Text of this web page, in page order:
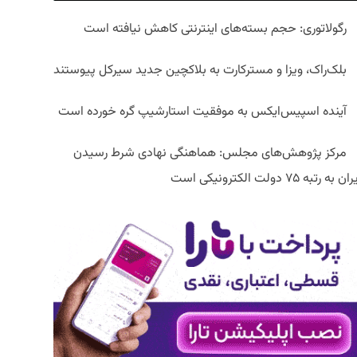
رگولاتوری: حجم بسته‌های اینترنتی کاهش نیافته است
بلک‌راک، ویزا و مسترکارت به بلاکچین جدید سیرکل پیوستند
آینده اسپیس‌ایکس به موفقیت استارشیپ گره خورده است
مرکز پژوهش‌های مجلس: هماهنگی نهادی شرط رسیدن
به رتبه ۷۵ دولت الکترونیکی است